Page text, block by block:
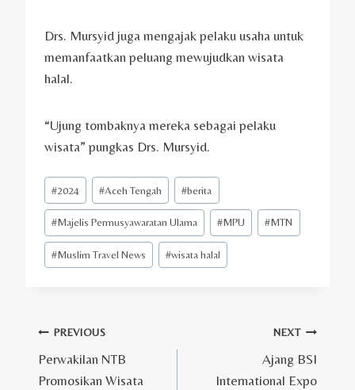
Drs. Mursyid juga mengajak pelaku usaha untuk
memanfaatkan peluang mewujudkan wisata
halal.
“Ujung tombaknya mereka sebagai pelaku
wisata” pungkas Drs. Mursyid.
Post
Tags:
#2024 #Aceh Tengah #berita
#Majelis Permusyawaratan Ulama #MPU #MTN
#Muslim Travel News #wisata halal
Post
navigation
PREVIOUS
Perwakilan NTB
Promosikan Wisata
NEXT
Ajang BSI
International Expo